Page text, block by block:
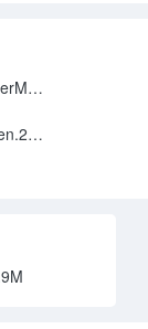
蜘蛛侠：英雄远征 [中英特效]SpiderMan.Far.from.Home.2019.BD1080P.X264.AAC.JKYY[5.6G]
伊甸 /物种起源 [中英特效字幕]Eden.2025.BD1080P.X265.10Bit.AC3.DDP5.1.English&Mandarin.CHS-ENG.JKYY[3.8G]